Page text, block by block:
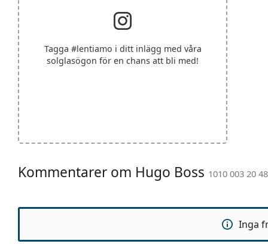
Tagga #lentiamo i ditt inlägg med våra
solglasögon för en chans att bli med!
Kommentarer om Hugo Boss 1010 003 20 48
Inga